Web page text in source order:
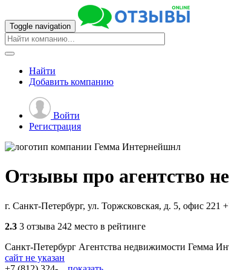
Toggle navigation
Найти
Добавить компанию
Войти
Регистрация
Отзывы про агентство
г. Санкт-Петербург, ул. Торжсковская, д. 5, офис 221
2.3 3 отзыва 242 место в рейтинге
Санкт-Петербург Агентства недвижимости Гемма
сайт не указан